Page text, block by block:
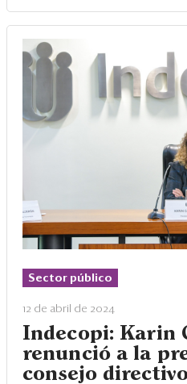
Sector público
12 de abril de 2024
Indecopi: Karin
renunció a la
consejo